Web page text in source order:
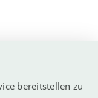
bereitstellen zu